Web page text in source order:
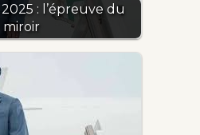
: l’épreuve du
miroir